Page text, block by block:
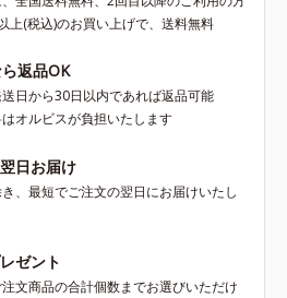
上(税込)のお買い上げで、送料無料
返品OK
日から30日以内であれば返品可能
オルビスが負担いたします
日お届け
、最短でご注文の翌日にお届けいたし
ゼント
文商品の合計個数までお選びいただけ